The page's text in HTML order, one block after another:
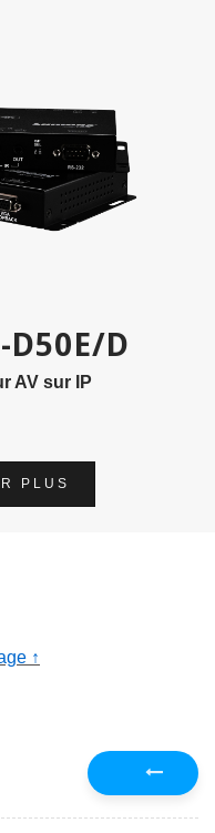
D
AV sur IP
PLUS
↑
Précédent